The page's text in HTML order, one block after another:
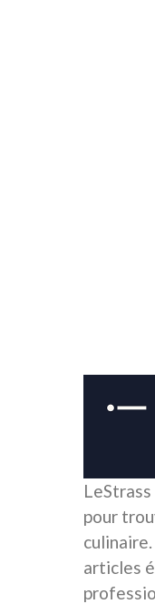
pour
articles